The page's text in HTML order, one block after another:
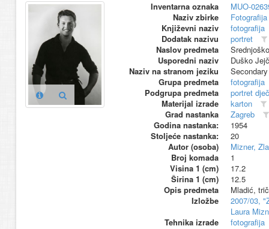
Inventarna oznaka
MUO-
Naziv zbirke
Književni naziv
fotografija
Dodatak nazivu
portret
Naslov predmeta
Usporedni naziv
Duško
Naziv na stranom jeziku
Grupa predmeta
fotografija
Podgrupa predmeta
portret
Materijal izrade
karton
Grad nastanka
Zagreb
Godina nastanka:
1954
Stoljeće nastanka:
20
Autor (osoba)
Mizner,
Broj komada
1
Visina 1 (cm)
17.2
Širina 1 (cm)
12.5
Opis predmeta
Mladić,
Izložbe
2007/03,
Laura
Tehnika izrade
fotografija